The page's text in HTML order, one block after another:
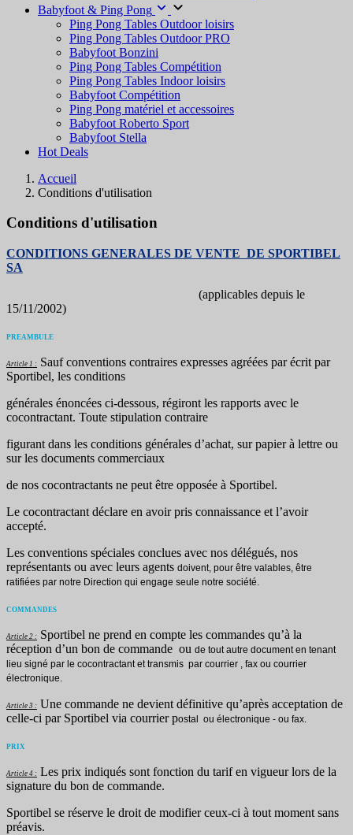
Babyfoot & Ping Pong
Ping Pong Tables Outdoor loisirs
Ping Pong Tables Outdoor PRO
Babyfoot Bonzini
Ping Pong Tables Compétition
Ping Pong Tables Indoor loisirs
Babyfoot Compétition
Ping Pong matériel et accessoires
Babyfoot Roberto Sport
Babyfoot Stella
Hot Deals
Accueil
Conditions d'utilisation
Conditions d'utilisation
CONDITIONS GENERALES DE VENTE DE SPORTIBEL
SA
(applicables depuis le
15/11/2002)
PREAMBULE
Article 1 : Sauf conventions contraires expresses agréées par écrit par
Sportibel, les conditions
générales énoncées ci-dessous, régiront les rapports avec le
cocontractant. Toute stipulation contraire
figurant dans les conditions générales d’achat, sur papier à lettre ou
sur les documents commerciaux
de nos cocontractants ne peut être opposée à Sportibel.
Le cocontractant déclare en avoir pris connaissance et l’avoir
accepté.
Les conventions spéciales conclues avec nos délégués, nos
représentants ou avec leurs agents doivent, pour être valables, être
ratifiées par notre Direction qui engage seule notre société.
COMMANDES
Article 2 : Sportibel ne prend en compte les commandes qu’à la
réception d’un bon de commande ou de tout autre document en tenant
lieu signé par le cocontractant et transmis par courrier , fax ou courrier
électronique.
Article 3 : Une commande ne devient définitive qu’après acceptation de
celle-ci par Sportibel via courrier postal ou électronique - ou fax.
PRIX
Article 4 : Les prix indiqués sont fonction du tarif en vigueur lors de la
signature du bon de commande.
Sportibel se réserve le droit de modifier ceux-ci à tout moment sans
préavis.